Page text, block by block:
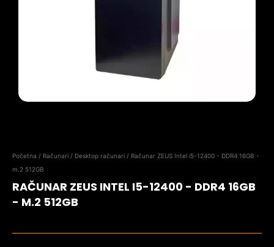
Početna / Računari / Desktop računari / Računar ZEUS Intel i5-12400 - DDR4 16GB -
m.2 512GB
RAČUNAR ZEUS INTEL I5-12400 - DDR4 16GB
- M.2 512GB